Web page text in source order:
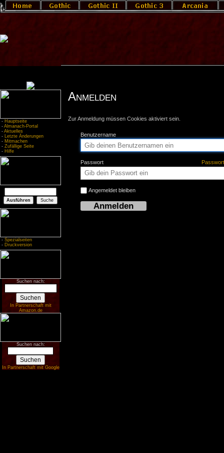
- Hauptseite
- Almanach-Portal
- Aktuelles
- Letzte Änderungen
- Mitmachen
- Zufällige Seite
- Hilfe
- Spezialseiten
- Druckversion
Suchen nach:
In Partnerschaft mit
Amazon.de
Suchen nach:
In Partnerschaft mit Google
Anmelden
Zur Anmeldung müssen Cookies aktiviert sein.
Benutzername
Passwort
Angemeldet bleiben